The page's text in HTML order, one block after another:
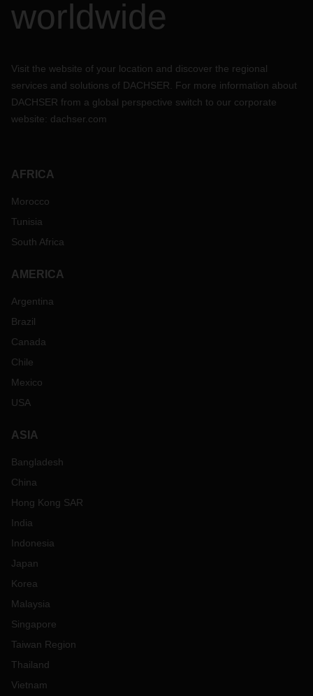
worldwide
Visit the website of your location and discover the regional
services and solutions of DACHSER. For more information about
DACHSER from a global perspective switch to our corporate
website: dachser.com
AFRICA
Morocco
Tunisia
South Africa
AMERICA
Argentina
Brazil
Canada
Chile
Mexico
USA
ASIA
Bangladesh
China
Hong Kong SAR
India
Indonesia
Japan
Korea
Malaysia
Singapore
Taiwan Region
Thailand
Vietnam